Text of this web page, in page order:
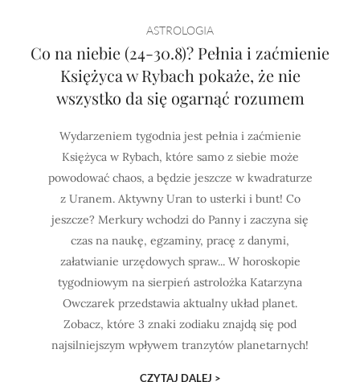
ASTROLOGIA
Co na niebie (24-30.8)? Pełnia i zaćmienie
Księżyca w Rybach pokaże, że nie
wszystko da się ogarnąć rozumem
Wydarzeniem tygodnia jest pełnia i zaćmienie
Księżyca w Rybach, które samo z siebie może
powodować chaos, a będzie jeszcze w kwadraturze
z Uranem. Aktywny Uran to usterki i bunt! Co
jeszcze? Merkury wchodzi do Panny i zaczyna się
czas na naukę, egzaminy, pracę z danymi,
załatwianie urzędowych spraw... W horoskopie
tygodniowym na sierpień astrolożka Katarzyna
Owczarek przedstawia aktualny układ planet.
Zobacz, które 3 znaki zodiaku znajdą się pod
najsilniejszym wpływem tranzytów planetarnych!
CZYTAJ DALEJ >